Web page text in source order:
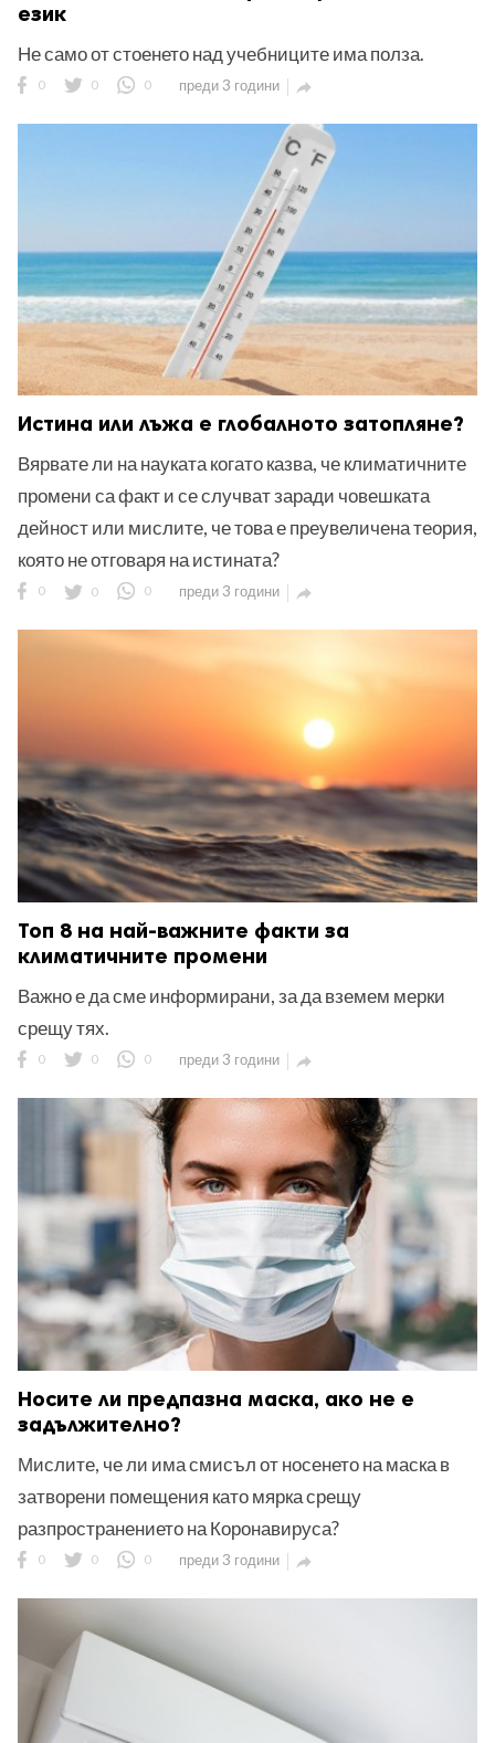
език
Не само от стоенето над учебниците има полза.
0 0 0 преди 3 години 
Истина или лъжа е глобалното затопляне?
Вярвате ли на науката когато казва, че климатичните
промени са факт и се случват заради човешката
дейност или мислите, че това е преувеличена теория,
която не отговаря на истината?
0 0 0 преди 3 години 
Топ 8 на най-важните факти за
климатичните промени
Важно е да сме информирани, за да вземем мерки
срещу тях.
0 0 0 преди 3 години 
Носите ли предпазна маска, ако не е
задължително?
Мислите, че ли има смисъл от носенето на маска в
затворени помещения като мярка срещу
разпространението на Коронавируса?
0 0 0 преди 3 години 